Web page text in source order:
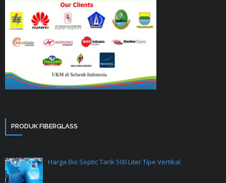
PRODUK FIBERGLASS
Harga Bio Septic Tank 500 Liter Tipe Vertikal